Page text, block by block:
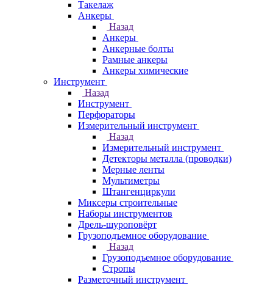
Такелаж
Анкеры
Назад
Анкеры
Анкерные болты
Рамные анкеры
Анкеры химические
Инструмент
Назад
Инструмент
Перфораторы
Измерительный инструмент
Назад
Измерительный инструмент
Детекторы металла (проводки)
Мерные ленты
Мультиметры
Штангенциркули
Миксеры строительные
Наборы инструментов
Дрель-шуроповёрт
Грузоподъемное оборудование
Назад
Грузоподъемное оборудование
Стропы
Разметочный инструмент